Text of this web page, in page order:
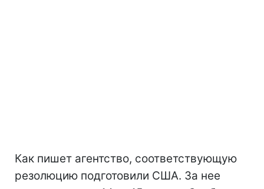
Как пишет агентство, соответствующую
резолюцию подготовили США. За нее